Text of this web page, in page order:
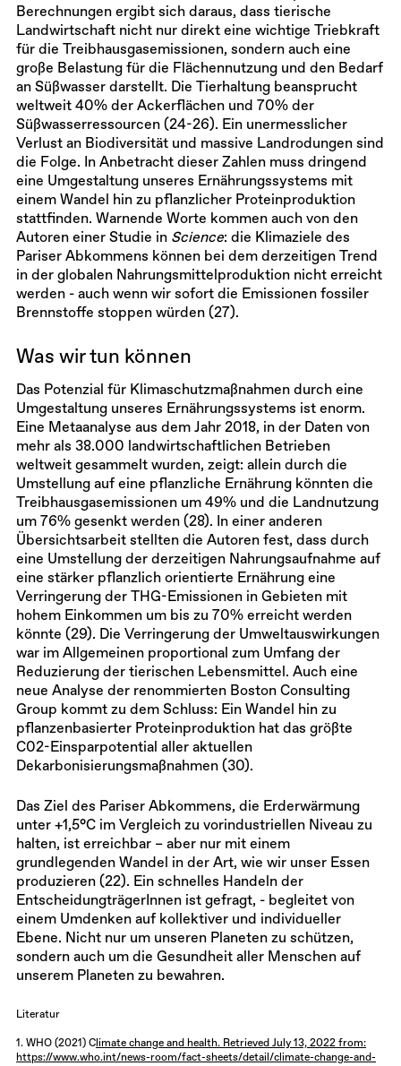
Berechnungen ergibt sich daraus, dass tierische
Landwirtschaft nicht nur direkt eine wichtige Triebkraft
für die Treibhausgasemissionen, sondern auch eine
große Belastung für die Flächennutzung und den Bedarf
an Süßwasser darstellt. Die Tierhaltung beansprucht
weltweit 40% der Ackerflächen und 70% der
Süßwasserressourcen (24-26). Ein unermesslicher
Verlust an Biodiversität und massive Landrodungen sind
die Folge. In Anbetracht dieser Zahlen muss dringend
eine Umgestaltung unseres Ernährungssystems mit
einem Wandel hin zu pflanzlicher Proteinproduktion
stattfinden. Warnende Worte kommen auch von den
Autoren einer Studie in Science: die Klimaziele des
Pariser Abkommens können bei dem derzeitigen Trend
in der globalen Nahrungsmittelproduktion nicht erreicht
werden - auch wenn wir sofort die Emissionen fossiler
Brennstoffe stoppen würden (27).
Was wir tun können
Das Potenzial für Klimaschutzmaßnahmen durch eine
Umgestaltung unseres Ernährungssystems ist enorm.
Eine Metaanalyse aus dem Jahr 2018, in der Daten von
mehr als 38.000 landwirtschaftlichen Betrieben
weltweit gesammelt wurden, zeigt: allein durch die
Umstellung auf eine pflanzliche Ernährung könnten die
Treibhausgasemissionen um 49% und die Landnutzung
um 76% gesenkt werden (28). In einer anderen
Übersichtsarbeit stellten die Autoren fest, dass durch
eine Umstellung der derzeitigen Nahrungsaufnahme auf
eine stärker pflanzlich orientierte Ernährung eine
Verringerung der THG-Emissionen in Gebieten mit
hohem Einkommen um bis zu 70% erreicht werden
könnte (29). Die Verringerung der Umweltauswirkungen
war im Allgemeinen proportional zum Umfang der
Reduzierung der tierischen Lebensmittel. Auch eine
neue Analyse der renommierten Boston Consulting
Group kommt zu dem Schluss: Ein Wandel hin zu
pflanzenbasierter Proteinproduktion hat das größte
C02-Einsparpotential aller aktuellen
Dekarbonisierungsmaßnahmen (30).
Das Ziel des Pariser Abkommens, die Erderwärmung
unter +1,5°C im Vergleich zu vorindustriellen Niveau zu
halten, ist erreichbar – aber nur mit einem
grundlegenden Wandel in der Art, wie wir unser Essen
produzieren (22). Ein schnelles Handeln der
EntscheidungträgerInnen ist gefragt, - begleitet von
einem Umdenken auf kollektiver und individueller
Ebene. Nicht nur um unseren Planeten zu schützen,
sondern auch um die Gesundheit aller Menschen auf
unserem Planeten zu bewahren.
Literatur
1. WHO (2021) C limate change and health. Retrieved July 13, 2022 from:
https://www.who.int/news-room/fact-sheets/detail/climate-change-and-